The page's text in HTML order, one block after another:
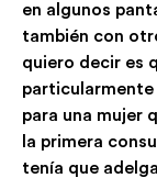
en algunos
también con
quiero decir es
particularmente
para una mujer
la primera
tenía que